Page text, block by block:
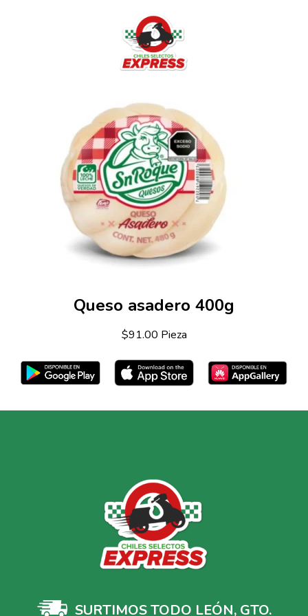
Queso asadero 400g
$91.00 Pieza
SURTIMOS TODO LEÓN, GTO.